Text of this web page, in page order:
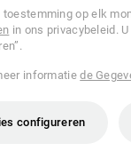
toestemming op elk
in ons privacybeleid.
informatiede
configureren